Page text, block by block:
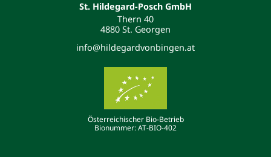
St. Hildegard-Posch GmbH
Thern 40
4880 St. Georgen
info@hildegardvonbingen.at
Österreichischer Bio-Betrieb
Bionummer: AT-BIO-402